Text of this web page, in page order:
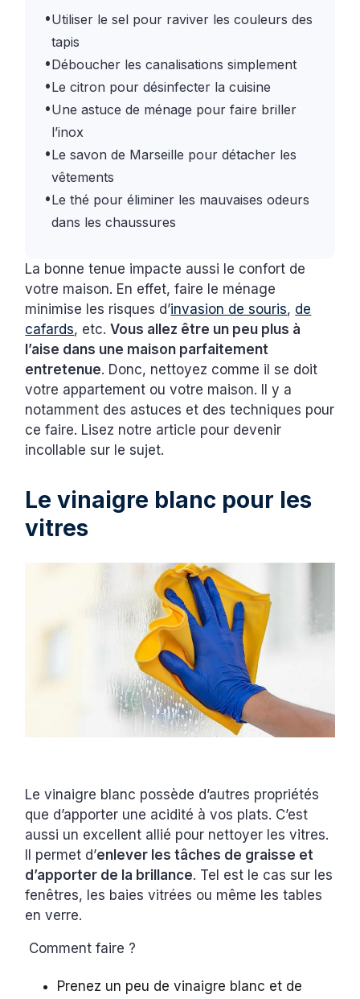
•Utiliser le sel pour raviver les couleurs des
tapis
•Déboucher les canalisations simplement
•Le citron pour désinfecter la cuisine
•Une astuce de ménage pour faire briller
l’inox
•Le savon de Marseille pour détacher les
vêtements
•Le thé pour éliminer les mauvaises odeurs
dans les chaussures
La bonne tenue impacte aussi le confort de
votre maison. En effet, faire le ménage
minimise les risques d’invasion de souris, de
cafards, etc.Vous allez être un peu plus à
l’aise dans une maison parfaitement
entretenue. Donc, nettoyez comme il se doit
votre appartement ou votre maison. Il y a
notamment des astuces et des techniques pour
ce faire. Lisez notre article pour devenir
incollable sur le sujet.
Le vinaigre blanc pour les
vitres
Le vinaigre blanc possède d’autres propriétés
que d’apporter une acidité à vos plats. C’est
aussi un excellent allié pour nettoyer les vitres.
Il permet d’enlever les tâches de graisse et
d’apporter de la brillance. Tel est le cas sur les
fenêtres, les baies vitrées ou même les tables
en verre.
Comment faire ?
Prenez un peu de vinaigre blanc et de